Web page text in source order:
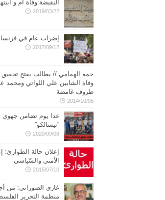
النفيضة:وفاة أم و
2019/03/22
إضراب عام في فرنسا
2017/09/12
حمه الهمامي // يطالب بفتح
وفاة الشابين علي اللواتي
ظروف غامضة
2014/10/05
غدا يوم تضامن
“تيسالكو”
2020/09/08
إعلان حالة
الأمني والسّياسي
2015/07/10
غازي الصوراني: من
منظمة التحرير